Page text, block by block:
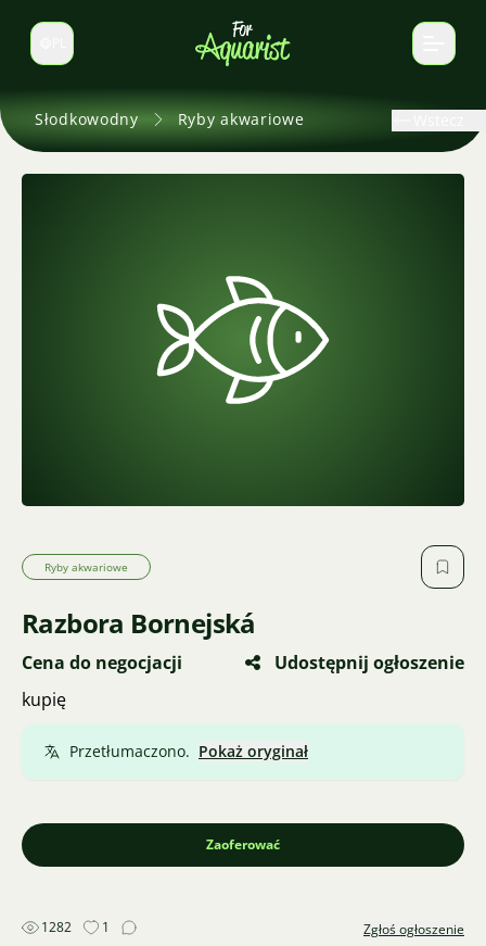
Zmień język
Słodkowodny Ryby akwariowe
Ryby akwariowe
Razbora Bornejská
Cena do negocjacji
Udostępnij ogłoszenie
kupię
Przetłumaczono. Pokaż oryginał
Zaoferować
1282 1 Zgłoś ogłoszenie